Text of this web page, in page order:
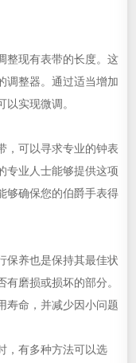
现有表带的长度。这
调整器。通过适当增加
实现微调。
可以寻求专业的钟表
专业人士能够提供这项
够确保您的伯爵手表得
养也是保持其最佳状
磨损或损坏的部分。
寿命，并减少因小问题
有多种方法可以选